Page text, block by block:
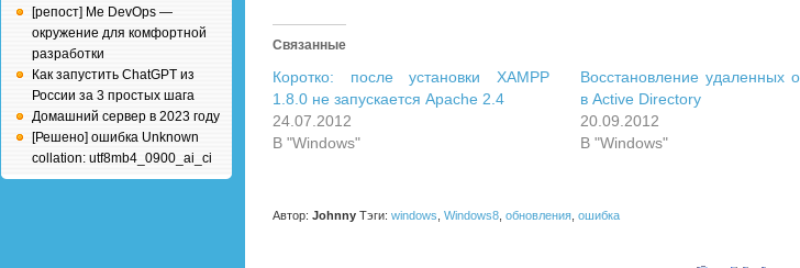
[репост] Me DevOps —
окружение для комфортной
разработки
Как запустить ChatGPT из
России за 3 простых шага
Домашний сервер в 2023 году
[Решено] ошибка Unknown
collation: utf8mb4_0900_ai_ci
Связанные
Коротко: после установки XAMPP
1.8.0 не запускается Apache 2.4
24.07.2012
В "Windows"
Восстановление удаленных
в Active Directory
20.09.2012
В "Windows"
Автор: Johnny Тэги: windows Windows8 обновления ошибка